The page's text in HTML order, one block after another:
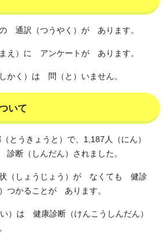
の 通訳（つうやく）が あります。
まえ）に アンケートが あります。
かく）は 問（と）いません。
いて
とうきょうと）で、1,187人（にん）
断（しんだん）されました。
状（しょうじょう）が なくても 健診
つかることが あります。
）は 健康診断（けんこうしんだん）